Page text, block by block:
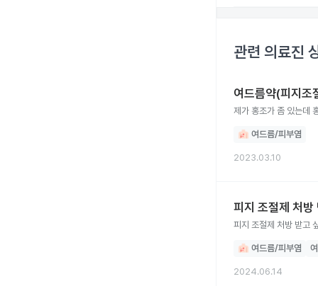
관련 의료진
여드름약(피지조
제가 홍조가 좀 있는데
여드름/피부염
2023.03.10
피지 조절제 처방
피지 조절제 처방 받고
여드름/피부염
2024.06.14